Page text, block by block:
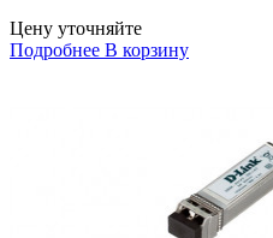
Цену уточняйте
Подробнее В корзину